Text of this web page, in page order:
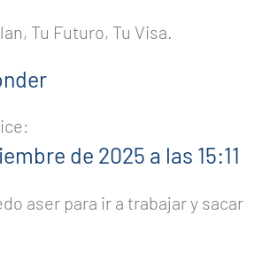
Tu Futuro, Tu Visa.
de 2025 a las 15:11
aser para ir a trabajar y sacar